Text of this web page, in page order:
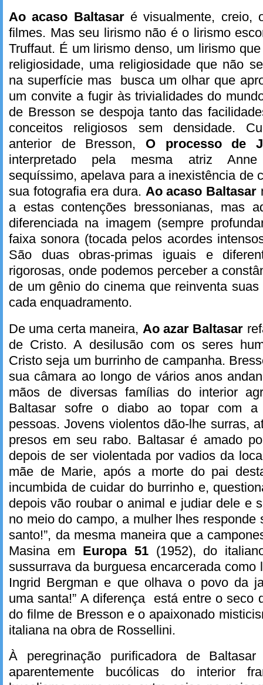
Ao acaso Baltasar é visualmente, creio,
filmes. Mas seu lirismo não é o lirismo
Truffaut. É um lirismo denso, um lirismo
religiosidade, uma religiosidade que não
na superfície mas busca um olhar que
um convite a fugir às trivialidades do
de Bresson se despoja tanto das
conceitos religiosos sem densidade.
anterior de Bresson, O processo de
interpretado pela mesma atriz Anne
sequíssimo, apelava para a inexistência de
sua fotografia era dura. Ao acaso Baltasar
a estas contenções bressonianas, mas
diferenciada na imagem (sempre
faixa sonora (tocada pelos acordes
São duas obras-primas iguais e
rigorosas, onde podemos perceber a
de um gênio do cinema que reinventa
cada enquadramento.
De uma certa maneira, Ao azar Baltasar
de Cristo. A desilusão com os seres
Cristo seja um burrinho de campanha.
sua câmara ao longo de vários anos
mãos de diversas famílias do interior
Baltasar sofre o diabo ao topar com a
pessoas. Jovens violentos dão-lhe surras,
presos em seu rabo. Baltasar é amado
depois de ser violentada por vadios da
mãe de Marie, após a morte do pai
incumbida de cuidar do burrinho e,
depois vão roubar o animal e judiar dele e
no meio do campo, a mulher lhes responde
santo!”, da mesma maneira que a
Masina em Europa 51 (1952), do
sussurrava da burguesa encarcerada como
Ingrid Bergman e que olhava o povo da
uma santa!” A diferença está entre o seco
do filme de Bresson e o apaixonado
italiana na obra de Rossellini.
À peregrinação purificadora de Baltasar
aparentemente bucólicas do interior